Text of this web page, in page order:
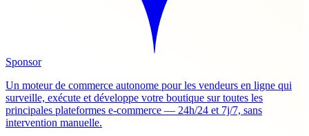
Sponsor
Un moteur de commerce autonome pour les vendeurs en ligne qui
surveille, exécute et développe votre boutique sur toutes les
principales plateformes e-commerce — 24h/24 et 7j/7, sans
intervention manuelle.